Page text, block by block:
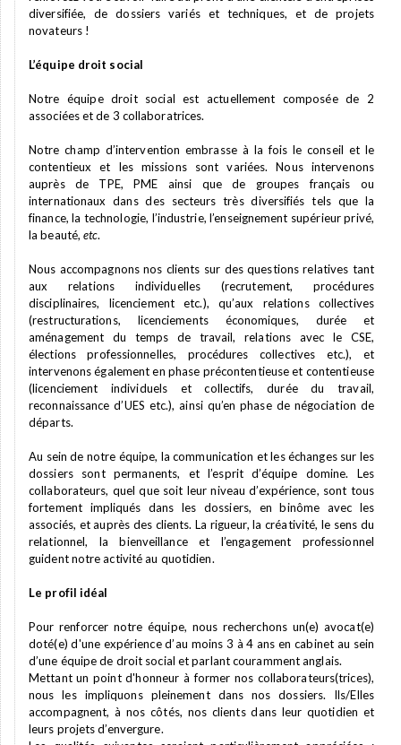
diversifiée, de dossiers variés et techniques, et de projets
novateurs !
L’équipe droit social
Notre équipe droit social est actuellement composée de 2
associées et de 3 collaboratrices.
Notre champ d’intervention embrasse à la fois le conseil et le
contentieux et les missions sont variées. Nous intervenons
auprès de TPE, PME ainsi que de groupes français ou
internationaux dans des secteurs très diversifiés tels que la
finance, la technologie, l’industrie, l’enseignement supérieur privé,
la beauté,etc.
Nous accompagnons nos clients sur des questions relatives tant
aux relations individuelles (recrutement, procédures
disciplinaires, licenciement etc.), qu’aux relations collectives
(restructurations, licenciements économiques, durée et
aménagement du temps de travail, relations avec le CSE,
élections professionnelles, procédures collectives etc.), et
intervenons également en phase précontentieuse et contentieuse
(licenciement individuels et collectifs, durée du travail,
reconnaissance d’UES etc.), ainsi qu’en phase de négociation de
départs.
Au sein de notre équipe, la communication et les échanges sur les
dossiers sont permanents, et l’esprit d’équipe domine. Les
collaborateurs, quel que soit leur niveau d’expérience, sont tous
fortement impliqués dans les dossiers, en binôme avec les
associés, et auprès des clients. La rigueur, la créativité, le sens du
relationnel, la bienveillance et l’engagement professionnel
guident notre activité au quotidien.
Le profil idéal
Pour renforcer notre équipe, nous recherchons un(e) avocat(e)
doté(e) d'une expérience d’au moins 3 à 4 ans en cabinet au sein
d’une équipe de droit social et parlant couramment anglais.
Mettant un point d'honneur à former nos collaborateurs(trices),
nous les impliquons pleinement dans nos dossiers. Ils/Elles
accompagnent, à nos côtés, nos clients dans leur quotidien et
leurs projets d’envergure.